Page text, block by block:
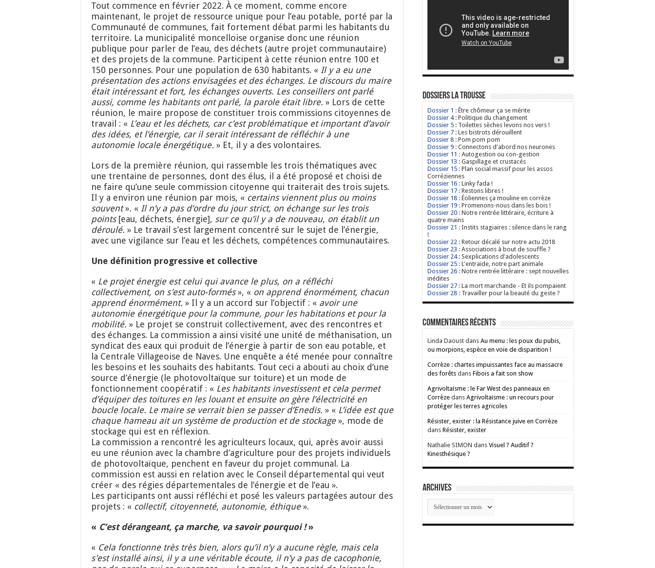
Tout commence en février 2022. À ce moment, comme encore
maintenant, le projet de ressource unique pour l’eau potable, porté par la
Communauté de communes, fait fortement débat parmi les habitants du
territoire. La municipalité moncelloise organise donc une réunion
publique pour parler de l’eau, des déchets (autre projet communautaire)
et des projets de la commune. Participent à cette réunion entre 100 et
150 personnes. Pour une population de 630 habitants. « Il y a eu une
présentation des actions envisagées et des échanges. Le discours du maire
était intéressant et fort, les échanges ouverts. Les conseillers ont parlé
aussi, comme les habitants ont parlé, la parole était libre. » Lors de cette
réunion, le maire propose de constituer trois commissions citoyennes de
travail : « L’eau et les déchets, car c’estproblématique et important d’avoir
des idées, et l’énergie, carilserait intéressant de réfléchir à une
autonomie locale énergétique. » Et, il y a des volontaires.
Lors de la première réunion, qui rassemble les trois thématiques avec
une trentaine de personnes, dont des élus, il a été proposé et choisi de
ne faire qu’une seule commission citoyenne qui traiterait des trois sujets.
Il y a environ une réunion par mois, « certains viennent plus ou moins
souvent». « Il n’y a pas d’ordre du jour strict, on échange sur les trois
points [eau, déchets, énergie], sur ce qu’il y a de nouveau, on établit un
déroulé. » Le travail s’est largement concentré sur le sujet de l’énergie,
avec une vigilance sur l’eau et les déchets, compétences communautaires.
Une définition progressive et collective
« Le projet énergie est celui qui avance le plus, on a réfléchi
collectivement, on s’est auto-formés», « on apprend énormément, chacun
apprend énormément. » Il y a un accord sur l’objectif : « avoir une
autonomie énergétique pour la commune, pour les habitations et pour la
mobilité. » Le projet se construit collectivement, avec des rencontres et
des échanges. La commission a ainsi visité une unité de méthanisation, un
syndicat des eaux qui produit de l’énergie à partir de son eau potable, et
la Centrale Villageoise de Naves. Une enquête a été menée pour connaître
les besoins et les souhaits des habitants. Tout ceci a abouti au choix d’une
source d’énergie (le photovoltaïque sur toiture) et un mode de
fonctionnement coopératif : « Les habitants investissentet cela permet
d’équiper destoituresen leslouant et ensuite on gère l’électricité en
boucle locale. Lemaire se verrait bien se passer d’Enedis. » « L’idée est que
chaque hameau ait un système de production et de stockage », mode de
stockage qui est en réflexion.
La commission a rencontré les agriculteurs locaux, qui, après avoir aussi
eu une réunion avec la chambre d’agriculture pour des projets individuels
de photovoltaïque, penchent en faveur du projet communal. La
commission est aussi en relation avec le Conseil départemental qui veut
créer « des régies départementales de l’énergie et de l’eau ».
Les participants ont aussi réfléchi et posé les valeurs partagées autour des
projets : « collectif, citoyenneté, autonomie, éthique».
« C’est dérangeant, ça marche, va savoir pourquoi !»
« Cela fonctionne très très bien, alors qu’il n’y a aucune règle, mais cela
s’est installé ainsi, il y a une véritable écoute, il n’y a pas de cacophonie,
Dossiers La Trousse
Dossier 1 : Être chômeur ça se mérite
Dossier 4: Politique du changement
Dossier 5 : Toilettes sèches levons nos vers !
Dossier 7 : Les bistrots dérouillent
Dossier 8 : Pom pom pom
Dossier 9 : Connectons d'abord nos neurones
Dossier 11 : Autogestion ou con-gestion
Dossier 13 : Gaspillage et crustacés
Dossier 15 : Plan social massif pour les assos
Corréziennes
Dossier 16 : Linky fada !
Dossier 17 : Restons libres !
Dossier 18 : Éoliennes ça mouline en corrèze
Dossier 19 : Promenons-nous dans les bois !
Dossier 20 : Notre rentrée littéraire, écriture à
quatre mains
Dossier 21 : Instits stagiaires : silence dans le rang
!
Dossier 22 : Retour décalé sur notre actu 2018
Dossier 23 : Associations à bout de souffle ?
Dossier 24: Sexplications d'adolescents
Dossier 25 : L'entraide, notre part animale
Dossier 26 : Notre rentrée littéraire : sept nouvelles
inédites
Dossier 27 : La mort marchande - Et ils pompaient
Dossier 28 : Travailler pour la beauté du geste ?
Commentaires récents
Linda Daoust dans Au menu : les poux du pubis,
ou morpions, espèce en voie de disparition !
Corrèze : chartes impuissantes face au massacre
des forêts dans Fibois a fait son show
Agrivoltaïsme : le Far West des panneaux en
Corrèze dans Agrivoltaïsme : un recours pour
protéger les terres agricoles
Résister, exister : la Résistance juive en Corrèze
dans Résister, exister
Nathalie SIMON dans Visuel ? Auditif ?
Kinesthésique ?
ARCHIVES
ARCHIVES